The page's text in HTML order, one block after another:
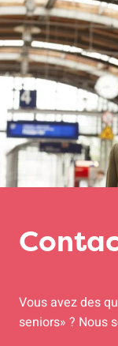
Vous avez des
seniors» ? Nous